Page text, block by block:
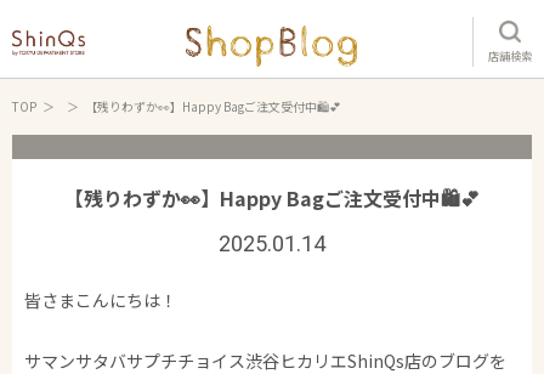
店舗検索
TOP 【残りわずか👀】Happy Bagご注文受付中🛍️💕
【残りわずか👀】Happy Bagご注文受付中🛍️💕
2025.01.14
皆さまこんにちは！
サマンサタバサプチチョイス渋谷ヒカリエShinQs店のブログを